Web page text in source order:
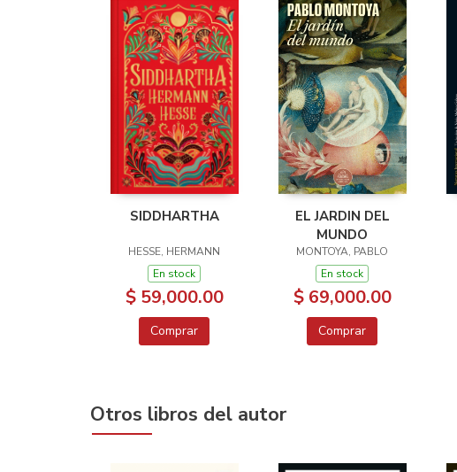
SIDDHARTHA
HESSE, HERMANN
En stock
$ 59,000.00
Comprar
EL JARDIN DEL
MUNDO
MONTOYA, PABLO
En stock
$ 69,000.00
Comprar
Otros libros del autor